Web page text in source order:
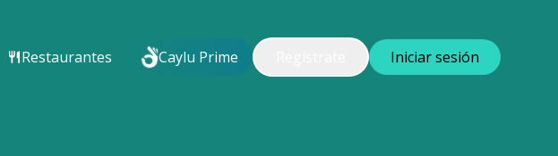
Restaurantes Caylu Prime Iniciar sesión